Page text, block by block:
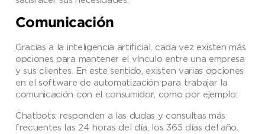
Comunicación
Gracias a la inteligencia artificial, cada vez existen más
opciones para mantener el vínculo entre una empresa
y sus clientes. En este sentido, existen varias opciones
en el software de automatización para trabajar la
comunicación con el consumidor, como por ejemplo:
Chatbots: responden a las dudas y consultas más
frecuentes las 24 horas del día, los 365 días del año.